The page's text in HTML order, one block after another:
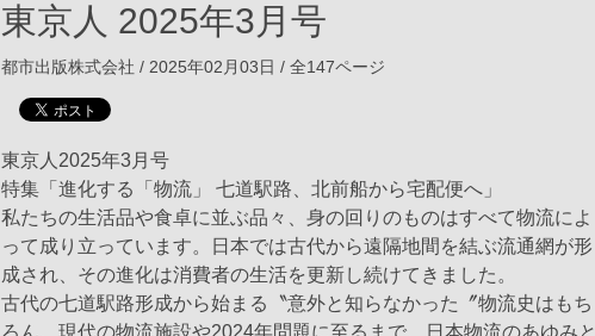
東京人 2025年3月号
都市出版株式会社 / 2025年02月03日 / 全147ページ
東京人2025年3月号
特集「進化する「物流」 七道駅路、北前船から宅配便へ」
私たちの生活品や食卓に並ぶ品々、身の回りのものはすべて物流によ
って成り立っています。日本では古代から遠隔地間を結ぶ流通網が形
成され、その進化は消費者の生活を更新し続けてきました。
古代の七道駅路形成から始まる〝意外と知らなかった〞物流史はもち
ろん、現代の物流施設や2024年問題に至るまで、日本物流のあゆみと